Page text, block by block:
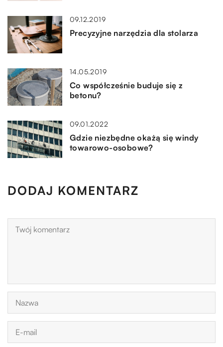
09.12.2019
Precyzyjne narzędzia dla stolarza
14.05.2019
Co współcześnie buduje się z
betonu?
09.01.2022
Gdzie niezbędne okażą się windy
towarowo-osobowe?
DODAJ KOMENTARZ